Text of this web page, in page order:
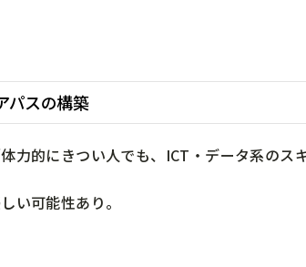
パスの構築
力的にきつい人でも、ICT・データ系のス
い可能性あり。